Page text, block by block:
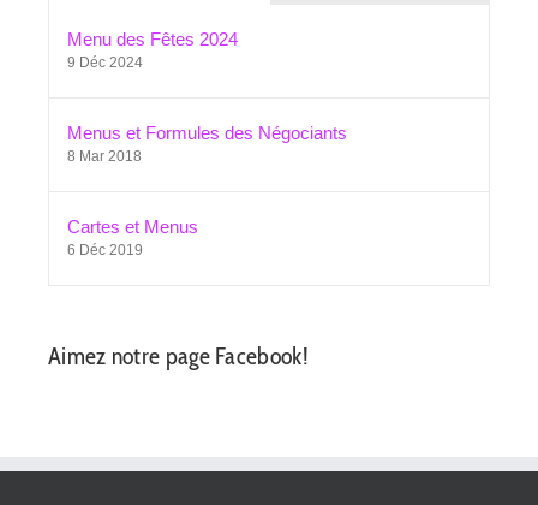
Menu des Fêtes 2024
9 Déc 2024
Menus et Formules des Négociants
8 Mar 2018
Cartes et Menus
6 Déc 2019
Aimez notre page Facebook!